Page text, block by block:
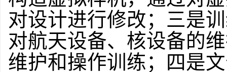
对设计进行修改；三是
对航天设备、核设备的
维护和操作训练；四是